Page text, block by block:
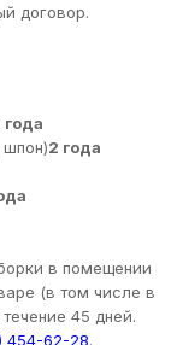
договор.
года
2 года
в помещении
(в том числе в
45 дней.
454-62-28.